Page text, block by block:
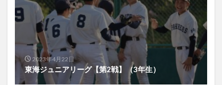
2023年4月22日
東海ジュニアリーグ【第2戦】（3年生）